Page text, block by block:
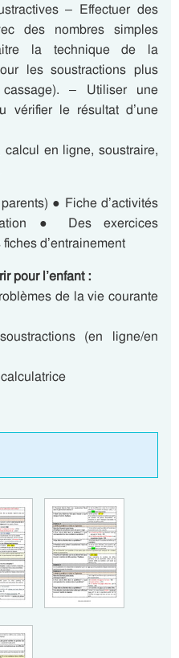
– Effectuer des
des nombres simples
la technique de la
les soustractions plus
– Utiliser une
vérifier le résultat d’une
en ligne, soustraire,
● Fiche d’activités
● Des exercices
d’entrainement
pour l’enfant :
de la vie courante
(en ligne/en